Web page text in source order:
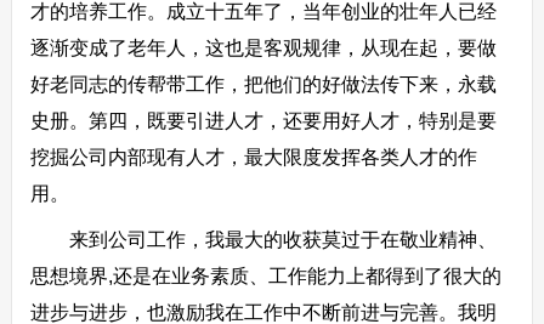
才的培养工作。成立十五年了，当年创业的壮年人已经
逐渐变成了老年人，这也是客观规律，从现在起，要做
好老同志的传帮带工作，把他们的好做法传下来，永载
史册。第四，既要引进人才，还要用好人才，特别是要
挖掘公司内部现有人才，最大限度发挥各类人才的作
用。
来到公司工作，我最大的收获莫过于在敬业精神、
思想境界,还是在业务素质、工作能力上都得到了很大的
进步与进步，也激励我在工作中不断前进与完善。我明